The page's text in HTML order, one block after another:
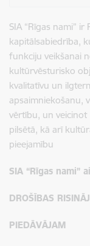
SIA “Rīgas nami”
kapitālsabiedrība,
funkciju veikšanai
kultūrvēsturisko
kvalitatīvu un
apsaimniekošanu,
vērtību, un
pilsētā, kā arī
pieejamību
SIA “Rīgas nami”
DROŠĪBAS
PIEDĀVĀJAM